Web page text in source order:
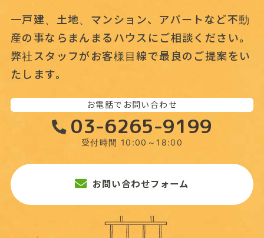
一戸建、土地、マンション、アパートなど不動
産の事なら まんまるハウスにご相談ください。
弊社スタッフがお客様目線で最良のご提案をい
たします。
お電話でお問い合わせ
03-6265-9199
受付時間 10:00～18:00
お問い合わせフォーム